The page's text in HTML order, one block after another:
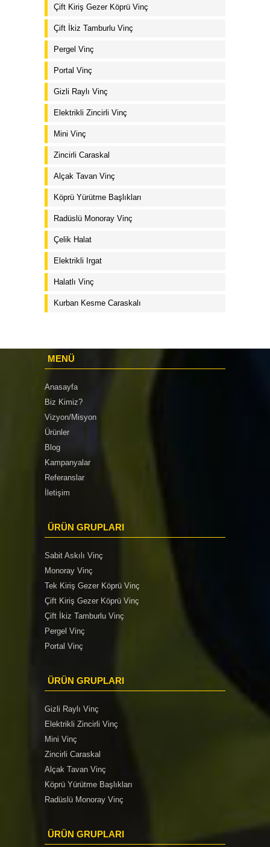
Çift Kiriş Gezer Köprü Vinç
Çift İkiz Tamburlu Vinç
Pergel Vinç
Portal Vinç
Gizli Raylı Vinç
Elektrikli Zincirli Vinç
Mini Vinç
Zincirli Caraskal
Alçak Tavan Vinç
Köprü Yürütme Başlıkları
Radüslü Monoray Vinç
Çelik Halat
Elektrikli Irgat
Halatlı Vinç
Kurban Kesme Caraskalı
MENÜ
Anasayfa
Biz Kimiz?
Vizyon/Misyon
Ürünler
Blog
Kampanyalar
Referanslar
İletişim
ÜRÜN GRUPLARI
Sabit Askılı Vinç
Monoray Vinç
Tek Kiriş Gezer Köprü Vinç
Çift Kiriş Gezer Köprü Vinç
Çift İkiz Tamburlu Vinç
Pergel Vinç
Portal Vinç
ÜRÜN GRUPLARI
Gizli Raylı Vinç
Elektrikli Zincirli Vinç
Mini Vinç
Zincirli Caraskal
Alçak Tavan Vinç
Köprü Yürütme Başlıkları
Radüslü Monoray Vinç
ÜRÜN GRUPLARI